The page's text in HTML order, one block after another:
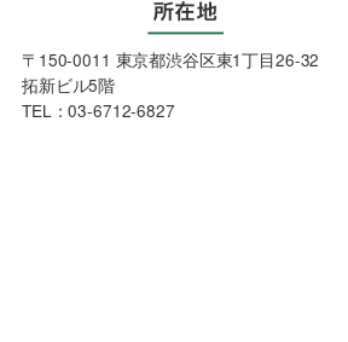
〒150-0011 東京都渋谷区東1丁目26-32
拓新ビル5階
TEL：03-6712-6827